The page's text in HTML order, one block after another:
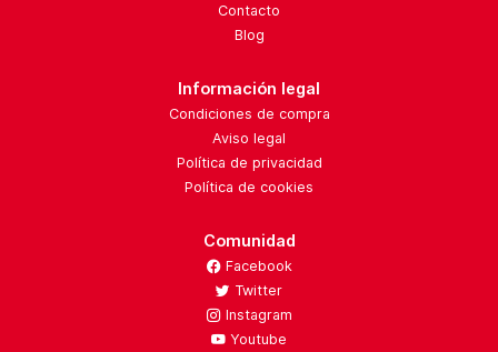
Contacto
Blog
Información legal
Condiciones de compra
Aviso legal
Política de privacidad
Política de cookies
Comunidad
Facebook
Twitter
Instagram
Youtube